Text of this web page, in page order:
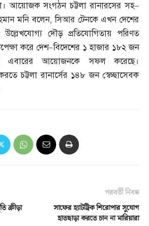
আয়োজক সংগঠন চট্টলা রানারসের সহ–
মনি বলেন,সিআর টেনকে এখন দেশের
দৌড় প্রতিযোগিতায় পরিণত
করে দেশ–বিদেশের ১ হাজার ১৮২ জন
এবারের আয়োজনকে সফল করেছে।
চট্টলা রানার্সের ১৪৮ জন স্বেচ্ছাসেবক
ক্রীড়া
পরবর্তী নিবন্ধ
সাফের হ্যাটট্রিক শিরোপার সুযোগ
হাতছাড়া করতে চান না মারিয়ারা